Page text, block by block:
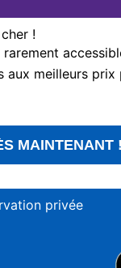
!
aux meilleurs
MAINTENANT
privée